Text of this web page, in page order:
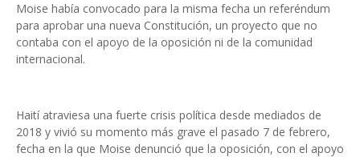
Moise había convocado para la misma fecha un referéndum
para aprobar una nueva Constitución, un proyecto que no
contaba con el apoyo de la oposición ni de la comunidad
internacional.
Haití atraviesa una fuerte crisis política desde mediados de
2018 y vivió su momento más grave el pasado 7 de febrero,
fecha en la que Moise denunció que la oposición, con el apoyo